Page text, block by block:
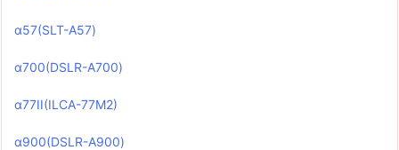
α57(SLT-A57)
α700(DSLR-A700)
α77II(ILCA-77M2)
α900(DSLR-A900)